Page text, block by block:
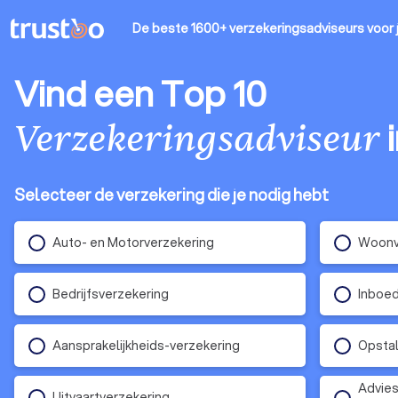
De beste 1600+ verzekeringsadviseursvoor
Vind een Top 10
Verzekeringsadviseur
Selecteer de verzekering die je nodig hebt
Auto- en Motorverzekering
Bedrijfsverzekering
Aansprakelijkheids-verzekering